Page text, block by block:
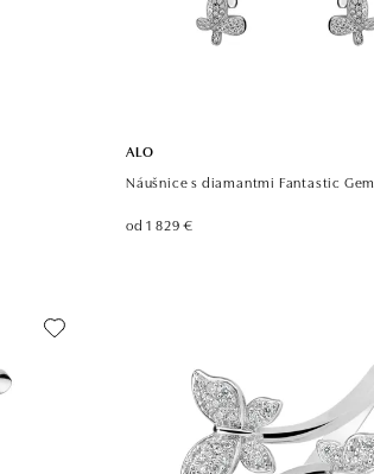
ALO
Náušnice s diamantmi Fantastic Gem
od 1 829 €